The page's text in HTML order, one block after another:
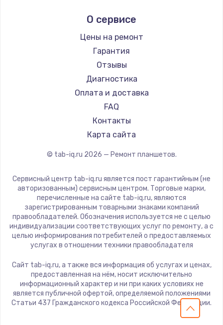
Microsoft
BlackView
Amazon
Aquarius
Philips
Dell
HP
Getac
ZTE
CHUWI
О сервисе
Цены на ремонт
Гарантия
Отзывы
Диагностика
Оплата и доставка
FAQ
Контакты
Карта сайта
© tab-iq.ru 2026 — Ремонт планшетов.
Сервисный центр tab-iq.ru является пост гарантийным (не
авторизованным) сервисным центром. Торговые марки,
перечисленные на сайте tab-iq.ru, являются
зарегистрированным товарными знаками компаний
правообладателей. Обозначения используется не с целью
индивидуализации соответствующих услуг по ремонту, а с
целью информирования потребителей о предоставляемых
услугах в отношении техники правообладателя
Сайт tab-iq.ru, а также вся информация об услугах и ценах,
предоставленная на нём, носит исключительно
информационный характер и ни при каких условиях не
является публичной офертой, определяемой положениями
Статьи 437 Гражданского кодекса Российской Федерации.